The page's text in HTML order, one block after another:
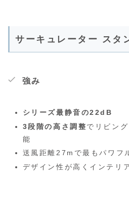
サーキュレーター スタ
強み
シリーズ最静音の22dB
3段階の高さ調整でリビン
能
送風距離27mで最もパワフ
デザイン性が高くインテリ